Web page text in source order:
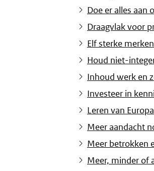
Doe er alles aan
Draagvlak voor
Elf sterke
Houd niet-
Inhoud werk en
Investeer in
Leren van Europa
Meer aandacht
Meer betrokken
Meer, minder of